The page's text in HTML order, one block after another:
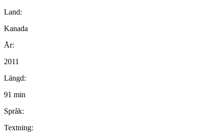
Land:
Kanada
År:
2011
Längd:
91 min
Språk:
Textning: